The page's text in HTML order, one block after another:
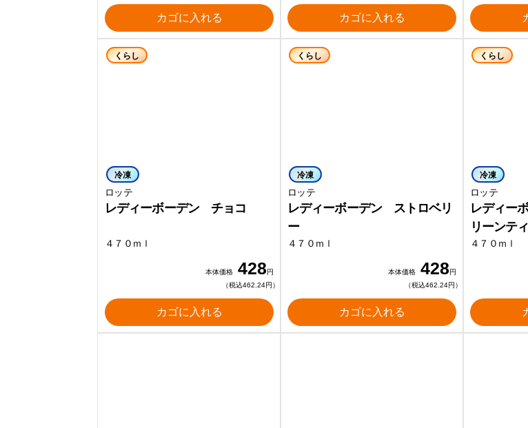
カゴに入れる カゴに入れる
くらし
冷凍
ロッテ
レディーボーデン チョコ
４７０ｍｌ
本体価格 428円
（税込462.24円）
カゴに入れる
くらし
冷凍
ロッテ
レディーボーデン ストロベリ
ー
４７０ｍｌ
本体価格 428円
（税込462.24円）
カゴに入れる
くらし
冷凍
ロッテ
レディー
リーンテ
４７０ｍｌ